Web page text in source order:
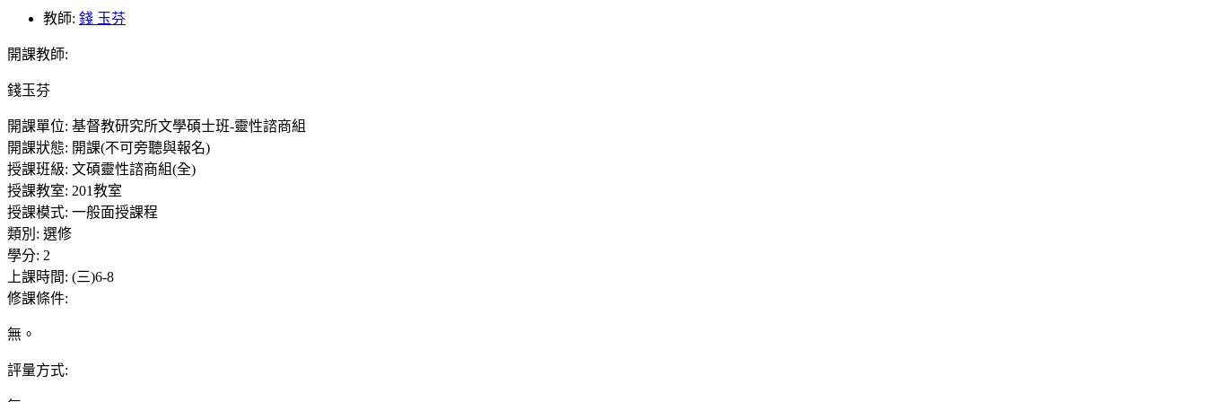
教師: 錢 玉芬
開課教師:
錢玉芬
開課單位: 基督教研究所文學碩士班-靈性諮商組
開課狀態: 開課(不可旁聽與報名)
授課班級: 文碩靈性諮商組(全)
授課教室: 201教室
授課模式: 一般面授課程
類別 : 選修
學分: 2
上課時間: (三)6-8
修課條件:
無。
評量方式: